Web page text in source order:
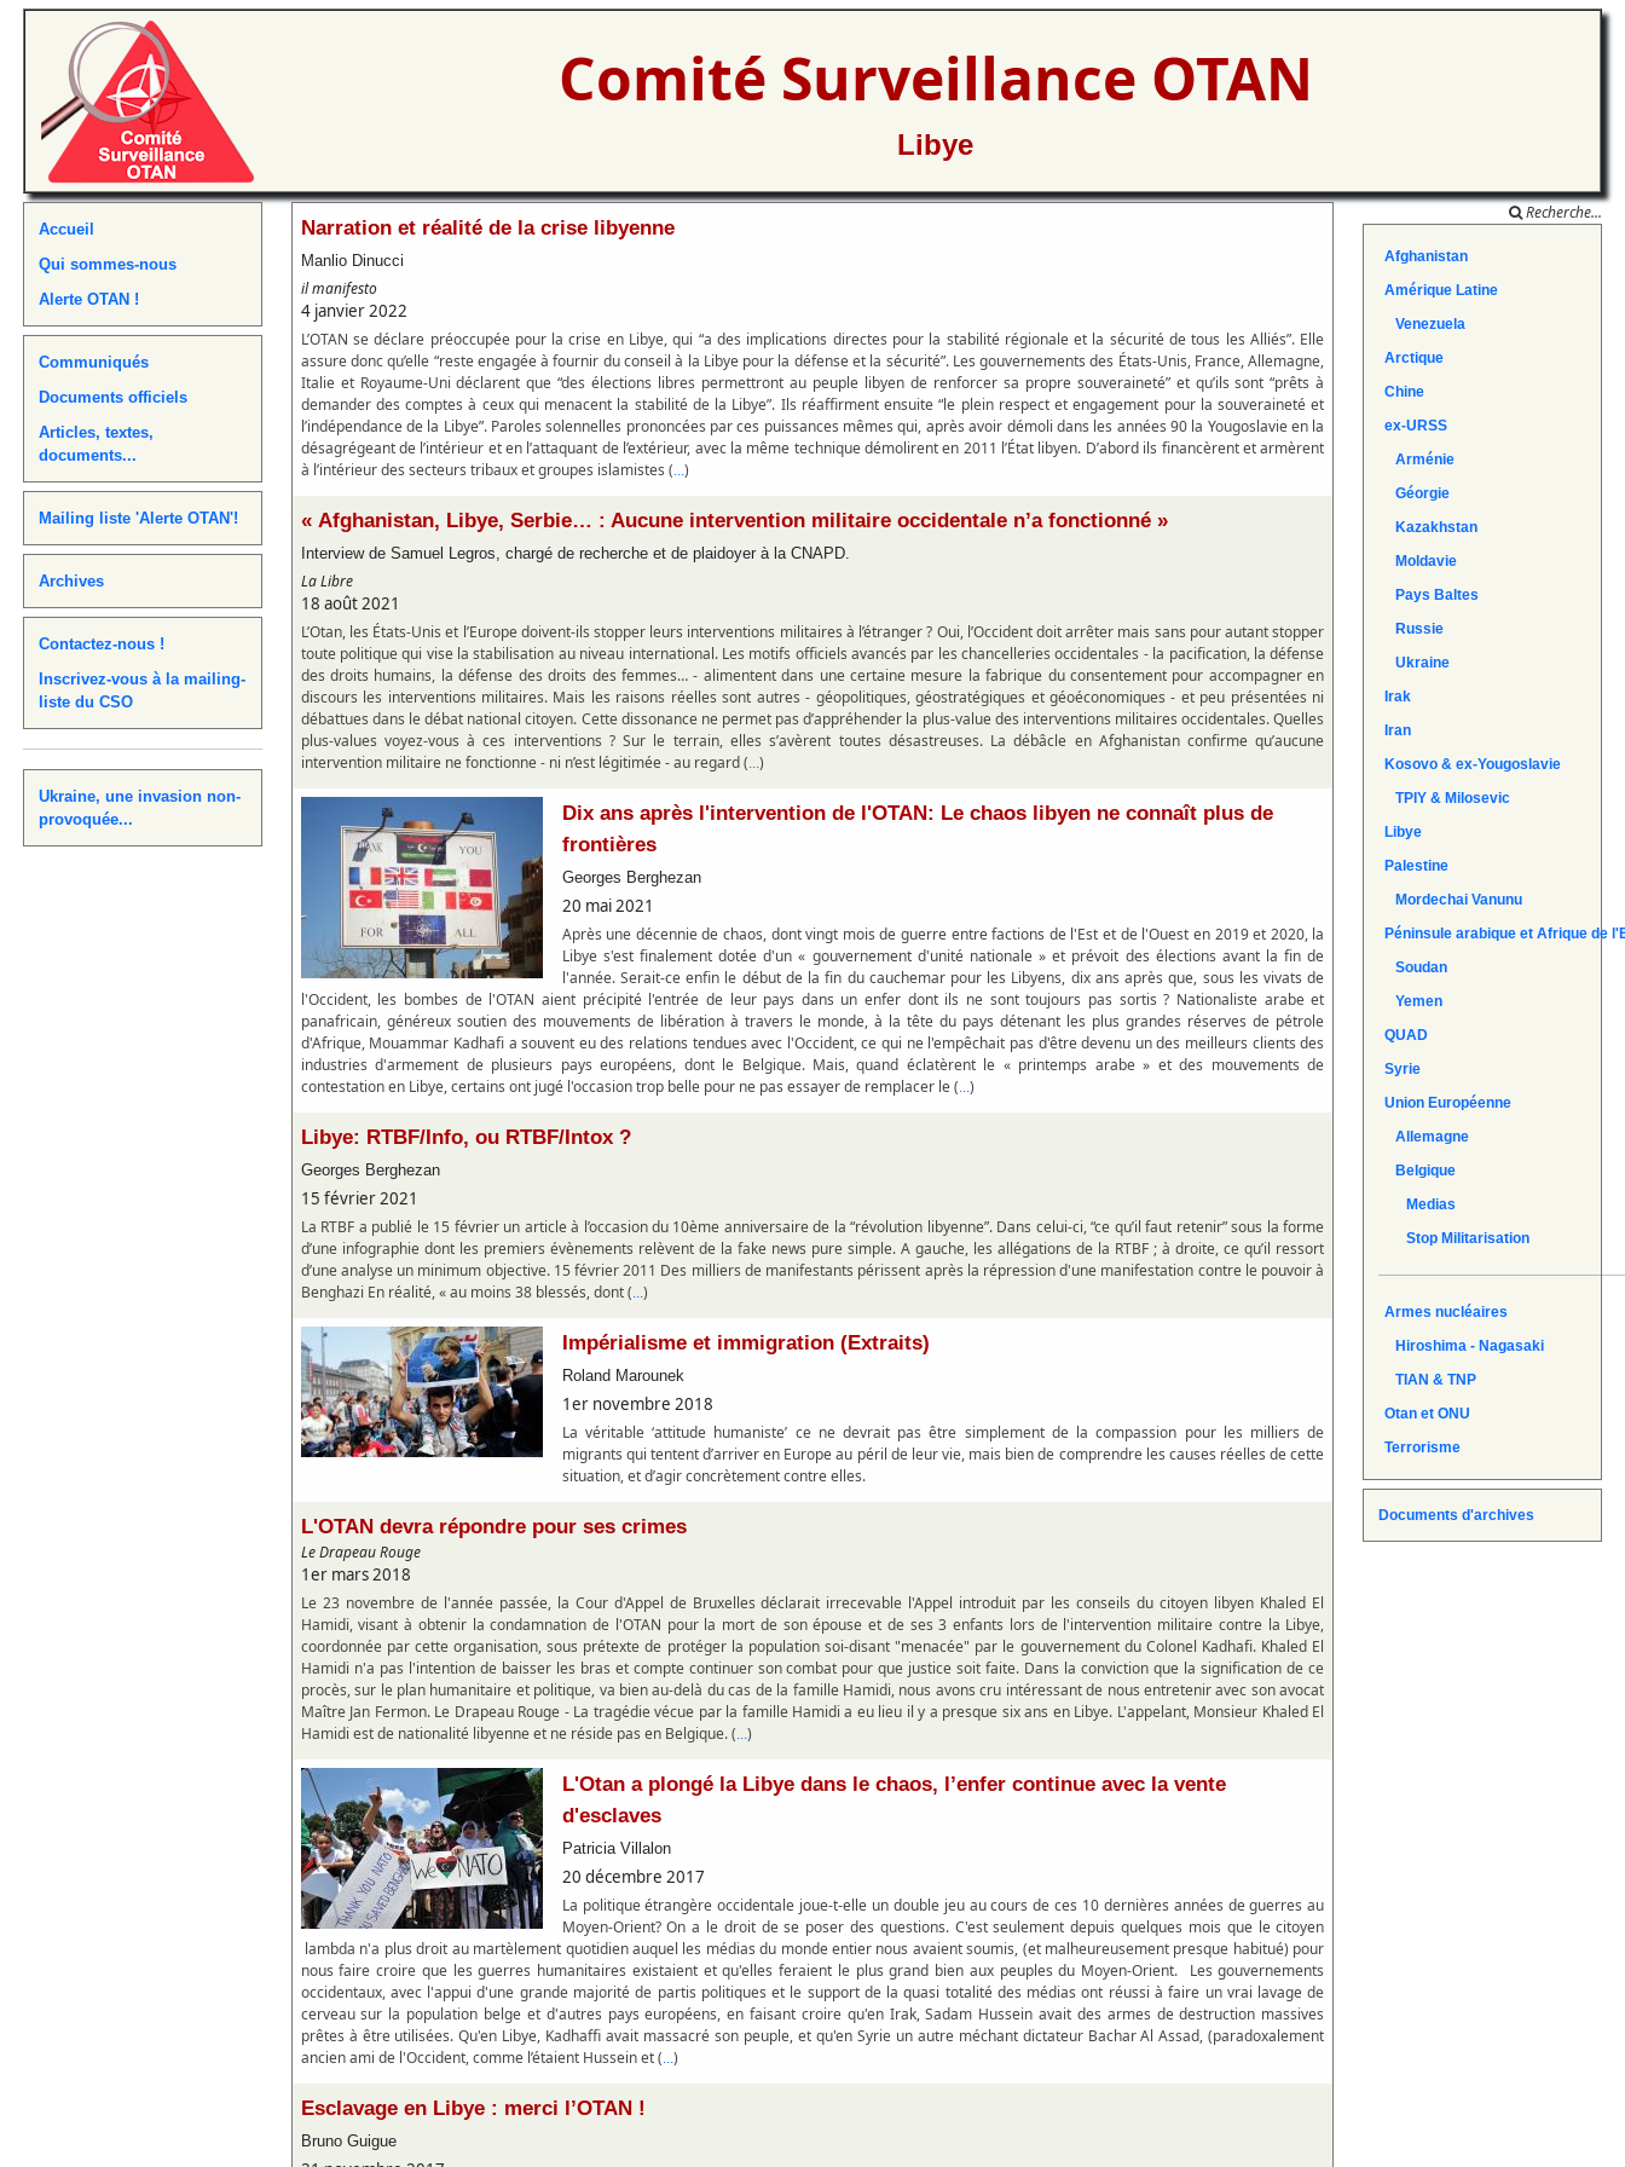
Comité Surveillance OTAN
Libye
Accueil
Qui sommes-nous
Alerte OTAN !
Communiqués
Documents officiels
Articles, textes,
documents...
Mailing liste 'Alerte OTAN'!
Archives
Contactez-nous !
Inscrivez-vous à la mailing-
liste du CSO
Ukraine, une invasion non-
provoquée...
Narration et réalité de la crise libyenne
Manlio Dinucci
il manifesto
4 janvier 2022
L’OTAN se déclare préoccupée pour la crise en Libye, qui “a des implications directes pour la stabilité régionale et la sécurité de tous les Alliés”. Elle
assure donc qu’elle “reste engagée à fournir du conseil à la Libye pour la défense et la sécurité”. Les gouvernements des États-Unis, France, Allemagne,
Italie et Royaume-Uni déclarent que “des élections libres permettront au peuple libyen de renforcer sa propre souveraineté” et qu’ils sont “prêts à
demander des comptes à ceux qui menacent la stabilité de la Libye”. Ils réaffirment ensuite “le plein respect et engagement pour la souveraineté et
l’indépendance de la Libye”. Paroles solennelles prononcées par ces puissances mêmes qui, après avoir démoli dans les années 90 la Yougoslavie en la
désagrégeant de l’intérieur et en l’attaquant de l’extérieur, avec la même technique démolirent en 2011 l’État libyen. D’abord ils financèrent et armèrent
à l’intérieur des secteurs tribaux et groupes islamistes (...)
« Afghanistan, Libye, Serbie… : Aucune intervention militaire occidentale n’a fonctionné »
Interview de Samuel Legros, chargé de recherche et de plaidoyer à la CNAPD.
La Libre
18 août 2021
L’Otan, les États-Unis et l’Europe doivent-ils stopper leurs interventions militaires à l’étranger ? Oui, l’Occident doit arrêter mais sans pour autant stopper
toute politique qui vise la stabilisation au niveau international. Les motifs officiels avancés par les chancelleries occidentales - la pacification, la défense
des droits humains, la défense des droits des femmes… - alimentent dans une certaine mesure la fabrique du consentement pour accompagner en
discours les interventions militaires. Mais les raisons réelles sont autres - géopolitiques, géostratégiques et géoéconomiques - et peu présentées ni
débattues dans le débat national citoyen. Cette dissonance ne permet pas d’appréhender la plus-value des interventions militaires occidentales. Quelles
plus-values voyez-vous à ces interventions ? Sur le terrain, elles s’avèrent toutes désastreuses. La débâcle en Afghanistan confirme qu’aucune
intervention militaire ne fonctionne - ni n’est légitimée - au regard (...)
Dix ans après l'intervention de l'OTAN: Le chaos libyen ne connaît plus de
frontières
Georges Berghezan
20 mai 2021
Après une décennie de chaos, dont vingt mois de guerre entre factions de l'Est et de l'Ouest en 2019 et 2020, la
Libye s'est finalement dotée d'un « gouvernement d'unité nationale » et prévoit des élections avant la fin de
l'année. Serait-ce enfin le début de la fin du cauchemar pour les Libyens, dix ans après que, sous les vivats de
l'Occident, les bombes de l'OTAN aient précipité l'entrée de leur pays dans un enfer dont ils ne sont toujours pas sortis ? Nationaliste arabe et
panafricain, généreux soutien des mouvements de libération à travers le monde, à la tête du pays détenant les plus grandes réserves de pétrole
d'Afrique, Mouammar Kadhafi a souvent eu des relations tendues avec l'Occident, ce qui ne l'empêchait pas d'être devenu un des meilleurs clients des
industries d'armement de plusieurs pays européens, dont le Belgique. Mais, quand éclatèrent le « printemps arabe » et des mouvements de
contestation en Libye, certains ont jugé l'occasion trop belle pour ne pas essayer de remplacer le (...)
Libye: RTBF/Info, ou RTBF/Intox ?
Georges Berghezan
15 février 2021
La RTBF a publié le 15 février un article à l’occasion du 10ème anniversaire de la “révolution libyenne”. Dans celui-ci, “ce qu’il faut retenir” sous la forme
d’une infographie dont les premiers évènements relèvent de la fake news pure simple. A gauche, les allégations de la RTBF ; à droite, ce qu’il ressort
d’une analyse un minimum objective. 15 février 2011 Des milliers de manifestants périssent après la répression d'une manifestation contre le pouvoir à
Benghazi En réalité, « au moins 38 blessés, dont (...)
Impérialisme et immigration (Extraits)
Roland Marounek
1er novembre 2018
La véritable ‘attitude humaniste’ ce ne devrait pas être simplement de la compassion pour les milliers de
migrants qui tentent d’arriver en Europe au péril de leur vie, mais bien de comprendre les causes réelles de cette
situation, et d’agir concrètement contre elles.
L'OTAN devra répondre pour ses crimes
Le Drapeau Rouge
1er mars 2018
Le 23 novembre de l'année passée, la Cour d'Appel de Bruxelles déclarait irrecevable l'Appel introduit par les conseils du citoyen libyen Khaled El
Hamidi, visant à obtenir la condamnation de l'OTAN pour la mort de son épouse et de ses 3 enfants lors de l'intervention militaire contre la Libye,
coordonnée par cette organisation, sous prétexte de protéger la population soi-disant "menacée" par le gouvernement du Colonel Kadhafi. Khaled El
Hamidi n'a pas l'intention de baisser les bras et compte continuer son combat pour que justice soit faite. Dans la conviction que la signification de ce
procès, sur le plan humanitaire et politique, va bien au-delà du cas de la famille Hamidi, nous avons cru intéressant de nous entretenir avec son avocat
Maître Jan Fermon. Le Drapeau Rouge - La tragédie vécue par la famille Hamidi a eu lieu il y a presque six ans en Libye. L'appelant, Monsieur Khaled El
Hamidi est de nationalité libyenne et ne réside pas en Belgique. (...)
L'Otan a plongé la Libye dans le chaos, l’enfer continue avec la vente
d'esclaves
Patricia Villalon
20 décembre 2017
La politique étrangère occidentale joue-t-elle un double jeu au cours de ces 10 dernières années de guerres au
Moyen-Orient? On a le droit de se poser des questions. C'est seulement depuis quelques mois que le citoyen
lambda n'a plus droit au martèlement quotidien auquel les médias du monde entier nous avaient soumis, (et malheureusement presque habitué) pour
nous faire croire que les guerres humanitaires existaient et qu'elles feraient le plus grand bien aux peuples du Moyen-Orient. Les gouvernements
occidentaux, avec l'appui d'une grande majorité de partis politiques et le support de la quasi totalité des médias ont réussi à faire un vrai lavage de
cerveau sur la population belge et d'autres pays européens, en faisant croire qu'en Irak, Sadam Hussein avait des armes de destruction massives
prêtes à être utilisées. Qu'en Libye, Kadhaffi avait massacré son peuple, et qu'en Syrie un autre méchant dictateur Bachar Al Assad, (paradoxalement
ancien ami de l'Occident, comme l’étaient Hussein et (...)
Esclavage en Libye : merci l’OTAN !
Bruno Guigue
Recherche...
Afghanistan
Amérique Latine
Venezuela
Arctique
Chine
ex-URSS
Arménie
Géorgie
Kazakhstan
Moldavie
Pays Baltes
Russie
Ukraine
Irak
Iran
Kosovo & ex-Yougoslavie
TPIY & Milosevic
Libye
Palestine
Mordechai Vanunu
Péninsule arabique et Afrique de
Soudan
Yemen
QUAD
Syrie
Union Européenne
Allemagne
Belgique
Medias
Stop Militarisation
Armes nucléaires
Hiroshima - Nagasaki
TIAN & TNP
Otan et ONU
Terrorisme
Documents d'archives